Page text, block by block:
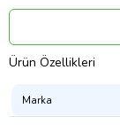
Ürün Kodu:
Ürün Özellikleri
Marka